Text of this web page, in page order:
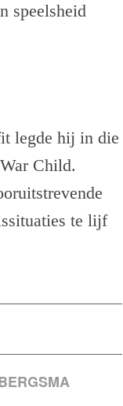
speelsheid
legde hij in die
Child.
te lijf